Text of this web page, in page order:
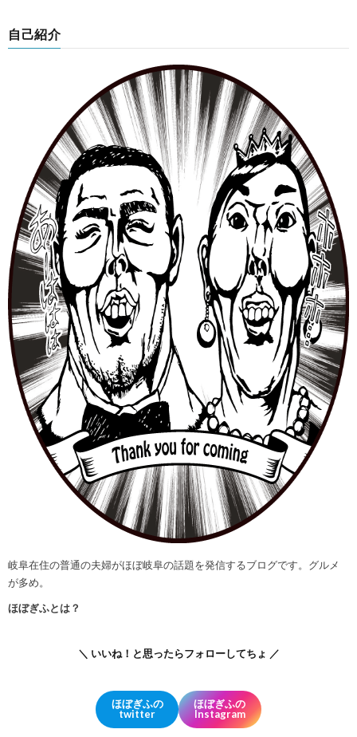
自己紹介
岐阜在住の普通の夫婦がほぼ岐阜の話題を発信するブログです。グルメ
が多め。
ほぼぎふとは？
＼ いいね！と思ったらフォローしてちょ ／
ほぼぎふの
twitter
ほぼぎふの
Instagram